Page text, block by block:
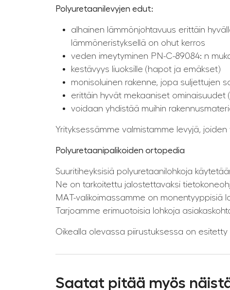
Polyuretaanilevyjen edut:
alhainen lämmönjohtavuus erittäin
lämmöneristyksellä on ohut kerros
veden imeytyminen PN-C-89084: n
kestävyys liuoksille (hapot ja emäkset)
monisoluinen rakenne, jopa suljettujen
erittäin hyvät mekaaniset ominaisuudet
voidaan yhdistää muihin
Yrityksessämme valmistamme levyjä,
Polyuretaanipalikoiden ortopedia
Suuritiheyksisiä polyuretaanilohkoja
Ne on tarkoitettu jalostettavaksi
MAT-valikoimassamme on monentyyppisiä
Tarjoamme erimuotoisia lohkoja
Oikealla olevassa piirustuksessa on
Saatat pitää myös